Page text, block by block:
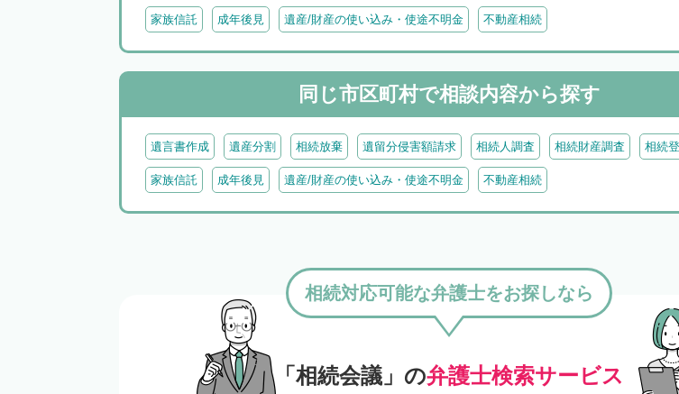
家族信託 成年後見 遺産/財産の使い込み・使途不明金 不動産相続
同じ市区町村で相談内容から探す
遺言書作成 遺産分割 相続放棄 遺留分侵害額請求 相続人調査 相続財産調査 相続
家族信託 成年後見 遺産/財産の使い込み・使途不明金 不動産相続
「相続会議」の弁護士検索サービス
相続対応可能な弁護士をお探しなら